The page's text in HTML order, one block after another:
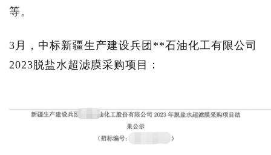
等。
3月，中标新疆生产建设兵团**石油化工有限公司
2023脱盐水超滤膜采购项目：